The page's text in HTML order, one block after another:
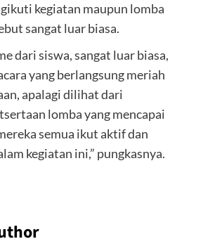
kegiatan maupun lomba
sangat luar biasa.
dari siswa, sangat luar biasa,
yang berlangsung meriah
apalagi dilihat dari
lomba yang mencapai
semua ikut aktif dan
kegiatan ini,” pungkasnya.